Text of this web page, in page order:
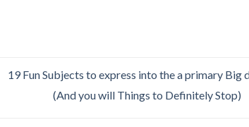
19 Fun Subjects to express into the a primary Big
(And you will Things to Definitely Stop)